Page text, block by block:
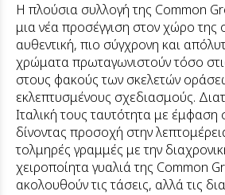
Η πλούσια συλλογή της Common
μια νέα προσέγγιση στον χώρο της
αυθεντική, πιο σύγχρονη και
χρώματα πρωταγωνιστούν τόσο
στους φακούς των σκελετών
εκλεπτυσμένους σχεδιασμούς.
Ιταλική τους ταυτότητα με έμφαση
δίνοντας προσοχή στην
τολμηρές γραμμές με την
χειροποίητα γυαλιά της Common
ακολουθούν τις τάσεις, αλλά τις